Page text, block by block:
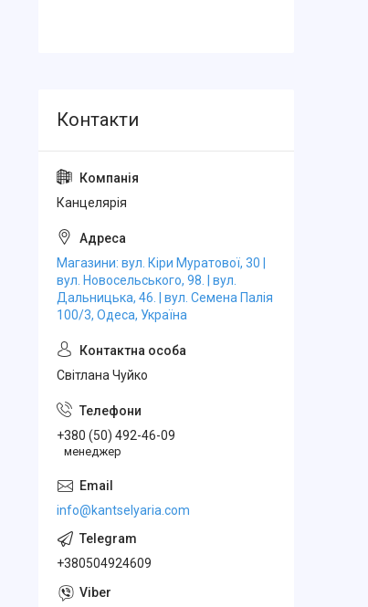
Канцелярiя
Магазини: вул. Кіри Муратової, 30 |
вул. Новосельського, 98. | вул.
Дальницька, 46. | вул. Семена Палія
100/3, Одеса, Україна
Свiтлана Чуйко
+380 (50) 492-46-09
менеджер
info@kantselyaria.com
+380504924609